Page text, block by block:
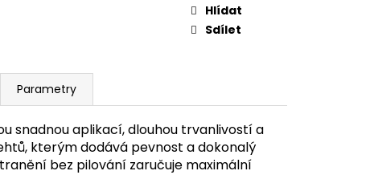
Hlídat
Sdílet
Parametry
snadnou aplikací, dlouhou trvanlivostí a
kterým dodává pevnost a dokonalý
bez pilování zaručuje maximální